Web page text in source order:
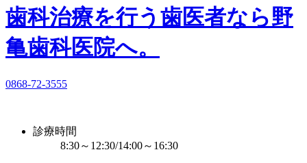
0868-72-3555
診療時間
8:30～12:30/14:00～16:30